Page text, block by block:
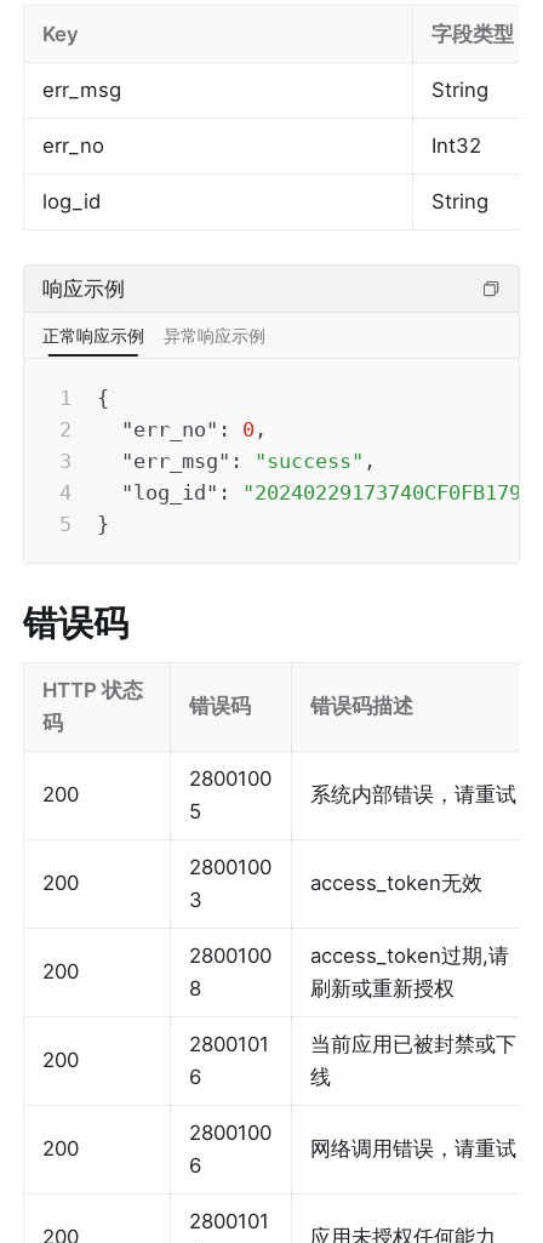
Key 字段类型
err_msg String
err_no Int32
log_id String
响应示例
正常响应示例 异常响应示例
{
"err_no" : 0 ,
"err_msg" : "success" ,
"log_id" :
}
错误码
HTTP 状态
码
错误码 错误码描述
200
2800100
5
系统内部错误，请重试
200
2800100
3
access_token无效
200
2800100
8
access_token过期,请
刷新或重新授权
200
2800101
6
当前应用已被封禁或下
线
200
2800100
6
网络调用错误，请重试
200
2800101
应用未授权任何能力